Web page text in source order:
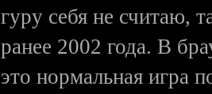
гуру себя не считаю,
ранее 2002 года. В
это нормальная игра